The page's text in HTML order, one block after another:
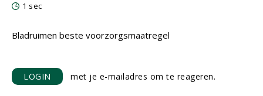
1 sec
Bladruimen beste voorzorgsmaatregel
LOGIN met je e-mailadres om te reageren.